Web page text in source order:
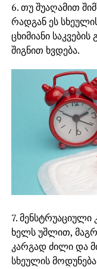
6. თუ შუაღამით
რადგან ეს
ცხიმიანი
შიგნით ხვდება.
7. მენსტრუაციული
ხელს უშლით,
კარგად ძილი და
სხეულის